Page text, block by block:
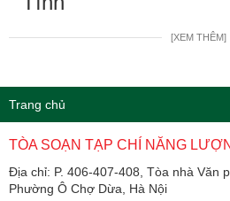
[XEM THÊM]
Trang chủ
TÒA SOẠN TẠP CHÍ NĂNG
Địa chỉ: P. 406-407-408, Tòa nhà Văn
Phường Ô Chợ Dừa, Hà Nội